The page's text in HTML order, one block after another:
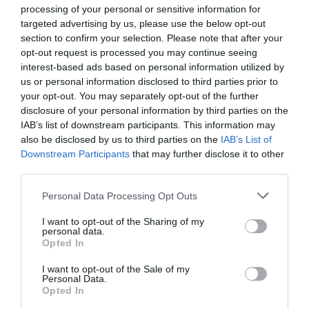
processing of your personal or sensitive information for
targeted advertising by us, please use the below opt-out
section to confirm your selection. Please note that after your
opt-out request is processed you may continue seeing
interest-based ads based on personal information utilized by
us or personal information disclosed to third parties prior to
your opt-out. You may separately opt-out of the further
disclosure of your personal information by third parties on the
IAB’s list of downstream participants. This information may
also be disclosed by us to third parties on the IAB’s List of
Downstream Participants that may further disclose it to other
Please note that this website/app uses one or more Google
not limited to your visit or usage behaviour. You may click to
grant or deny consent to Google and its third-party tags to
use your data for below specified purposes in below Google
consent section.
Personal Data Processing Opt Outs
I want to opt-out of the Sharing of my
personal data.
Opted In
I want to opt-out of the Sale of my
Personal Data.
Opted In
Csodát tesz a csemegekukorica a szervezetünkkel
Kukorica helyett jöhet a cirok: emiatt váltanak a
gazdák
agrár időjárás hungaromet csapadék napsütés